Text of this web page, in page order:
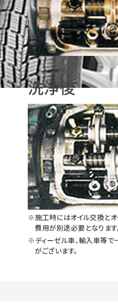
施工時にはオイル交換と
費用が別途必要となります
ディーゼル車、輸入車等
がございます。